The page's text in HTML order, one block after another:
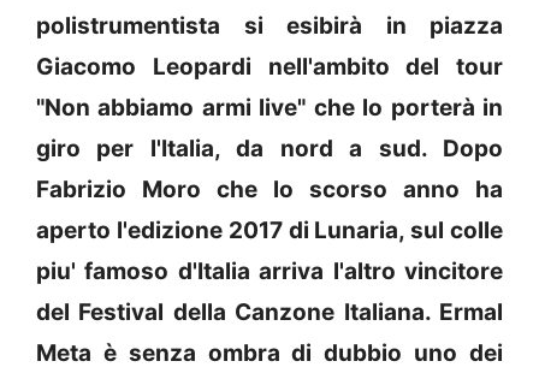
polistrumentista si esibirà in piazza
Giacomo Leopardi nell'ambito del tour
"Non abbiamo armi live" che lo porterà in
giro per l'Italia, da nord a sud. Dopo
Fabrizio Moro che lo scorso anno ha
aperto l'edizione 2017 di Lunaria, sul colle
piu' famoso d'Italia arriva l'altro vincitore
del Festival della Canzone Italiana. Ermal
Meta è senza ombra di dubbio uno dei